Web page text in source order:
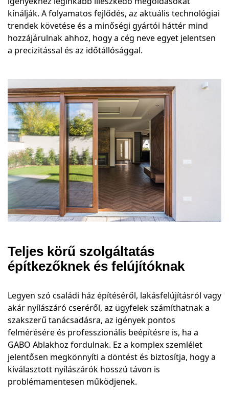
kínálják. A folyamatos fejlődés, az aktuális technológiai
trendek követése és a minőségi gyártói háttér mind
hozzájárulnak ahhoz, hogy a cég neve egyet jelentsen
a precizitással és az időtállósággal.
Teljes körű szolgáltatás
építkezőknek és felújítóknak
Legyen szó családi ház építéséről, lakásfelújításról vagy
akár nyílászáró cseréről, az ügyfelek számíthatnak a
szakszerű tanácsadásra, az igények pontos
felmérésére és professzionális beépítésre is, ha a
GABO Ablakhoz fordulnak. Ez a komplex szemlélet
jelentősen megkönnyíti a döntést és biztosítja, hogy a
kiválasztott nyílászárók hosszú távon is
problémamentesen működjenek.